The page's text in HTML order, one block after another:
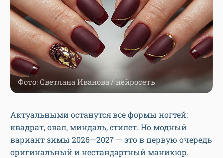
Фото: Светлана Иванова / нейросеть
Актуальными останутся все формы ногтей:
квадрат, овал, миндаль, стилет. Но модный
вариант зимы 2026—2027 — это в первую очередь
оригинальный и нестандартный маникюр.